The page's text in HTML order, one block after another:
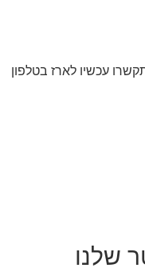
עכשיו לארז בטלפון
שלנו